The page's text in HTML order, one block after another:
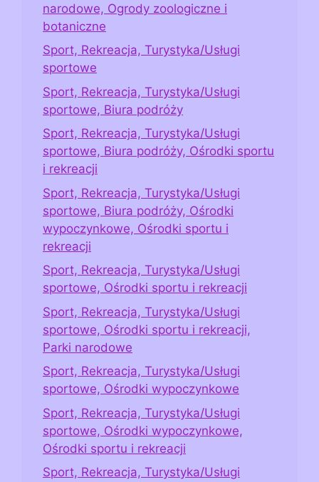
narodowe, Ogrody zoologiczne i
botaniczne
Sport, Rekreacja, Turystyka/Usługi
sportowe
Sport, Rekreacja, Turystyka/Usługi
sportowe, Biura podróży
Sport, Rekreacja, Turystyka/Usługi
sportowe, Biura podróży, Ośrodki sportu
i rekreacji
Sport, Rekreacja, Turystyka/Usługi
sportowe, Biura podróży, Ośrodki
wypoczynkowe, Ośrodki sportu i
rekreacji
Sport, Rekreacja, Turystyka/Usługi
sportowe, Ośrodki sportu i rekreacji
Sport, Rekreacja, Turystyka/Usługi
sportowe, Ośrodki sportu i rekreacji,
Parki narodowe
Sport, Rekreacja, Turystyka/Usługi
sportowe, Ośrodki wypoczynkowe
Sport, Rekreacja, Turystyka/Usługi
sportowe, Ośrodki wypoczynkowe,
Ośrodki sportu i rekreacji
Sport, Rekreacja, Turystyka/Usługi